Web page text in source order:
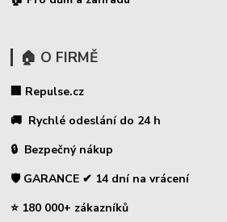
🏠 O FIRMĚ
🏢 Repulse.cz
🚚 Rychlé odeslání do 24 h
🔒 Bezpečný nákup
🛡️ GARANCE ✔ 14 dní na vrácení
⭐ 180 000+ zákazníků